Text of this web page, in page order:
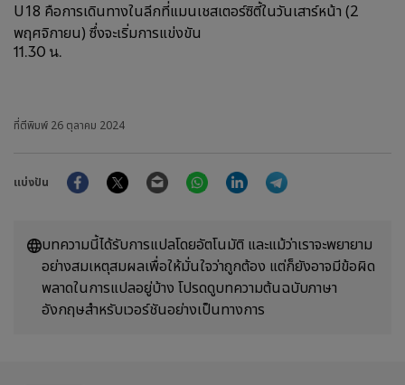
U18 คือการเดินทางในลีกที่แมนเชสเตอร์ซิตี้ในวันเสาร์หน้า (2
พฤศจิกายน) ซึ่งจะเริ่มการแข่งขัน
11.30 น.
ที่ตีพิมพ์ 26 ตุลาคม 2024
แบ่งปัน
FacebookTwitter Email WhatsAppLinkedIn
บทความนี้ได้รับการแปลโดยอัตโนมัติ และแม้ว่าเราจะพยายาม
อย่างสมเหตุสมผลเพื่อให้มั่นใจว่าถูกต้อง แต่ก็ยังอาจมีข้อผิด
พลาดในการแปลอยู่บ้าง โปรดดูบทความต้นฉบับภาษา
อังกฤษสำหรับเวอร์ชันอย่างเป็นทางการ